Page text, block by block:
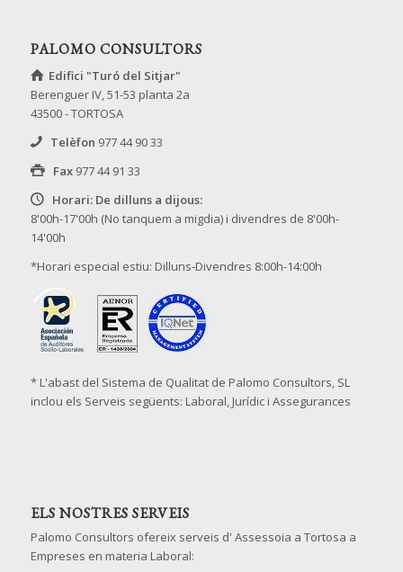
PALOMO CONSULTORS
Edifici "Turó del Sitjar"
Berenguer IV, 51-53 planta 2a
43500 - TORTOSA
Telèfon 977 44 90 33
Fax 977 44 91 33
Horari: De dilluns a dijous:
8'00h-17'00h (No tanquem a migdia) i divendres de 8'00h-
14'00h
*Horari especial estiu: Dilluns-Divendres 8:00h-14:00h
* L'abast del Sistema de Qualitat de Palomo Consultors, SL
inclou els Serveis següents: Laboral, Jurídic i Assegurances
ELS NOSTRES SERVEIS
Palomo Consultors ofereix serveis d' Assessoia a Tortosa a
Empreses en materia Laboral: